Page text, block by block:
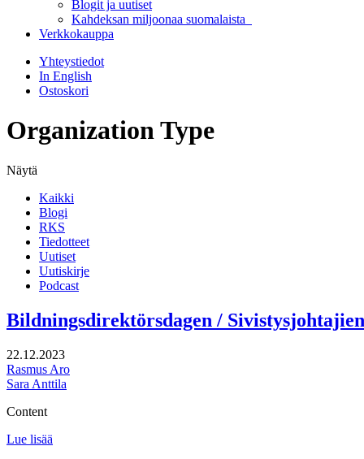
Blogit ja uutiset
Kahdeksan miljoonaa suomalaista
Verkkokauppa
Yhteystiedot
In English
Ostoskori
Organization Type
Näytä
Kaikki
Blogi
RKS
Tiedotteet
Uutiset
Uutiskirje
Podcast
Bildningsdirektörsdagen /
22.12.2023
Rasmus Aro
Sara Anttila
Content
Lue lisää